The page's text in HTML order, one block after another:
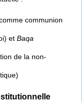
communion
et Baqa
de la non-